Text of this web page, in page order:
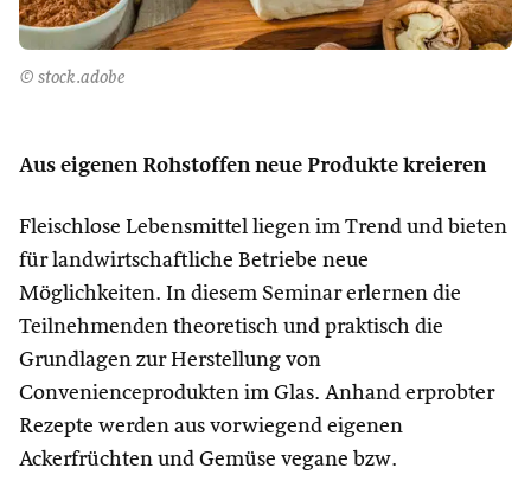
© stock.adobe
Aus eigenen Rohstoffen neue Produkte kreieren
Fleischlose Lebensmittel liegen im Trend und bieten
für landwirtschaftliche Betriebe neue
Möglichkeiten. In diesem Seminar erlernen die
Teilnehmenden theoretisch und praktisch die
Grundlagen zur Herstellung von
Convenienceprodukten im Glas. Anhand erprobter
Rezepte werden aus vorwiegend eigenen
Ackerfrüchten und Gemüse vegane bzw.